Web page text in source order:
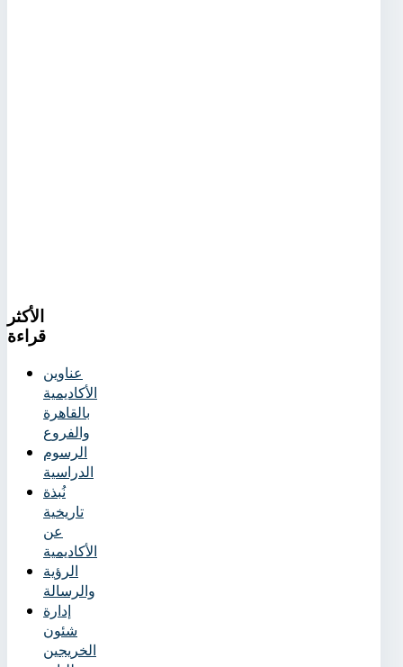
الأكثر
قراءة
عناوين
الأكاديمية
بالقاهرة
والفروع
الرسوم
الدراسية
نُبذة
تاريخية
عن
الأكاديمية
الرؤية
والرسالة
إدارة
شئون
الخريجين